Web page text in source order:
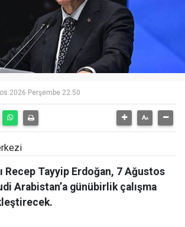
2026 Perşembe 22:50
Recep Tayyip Erdoğan, 7 Ağustos
Arabistan’a günübirlik çalışma